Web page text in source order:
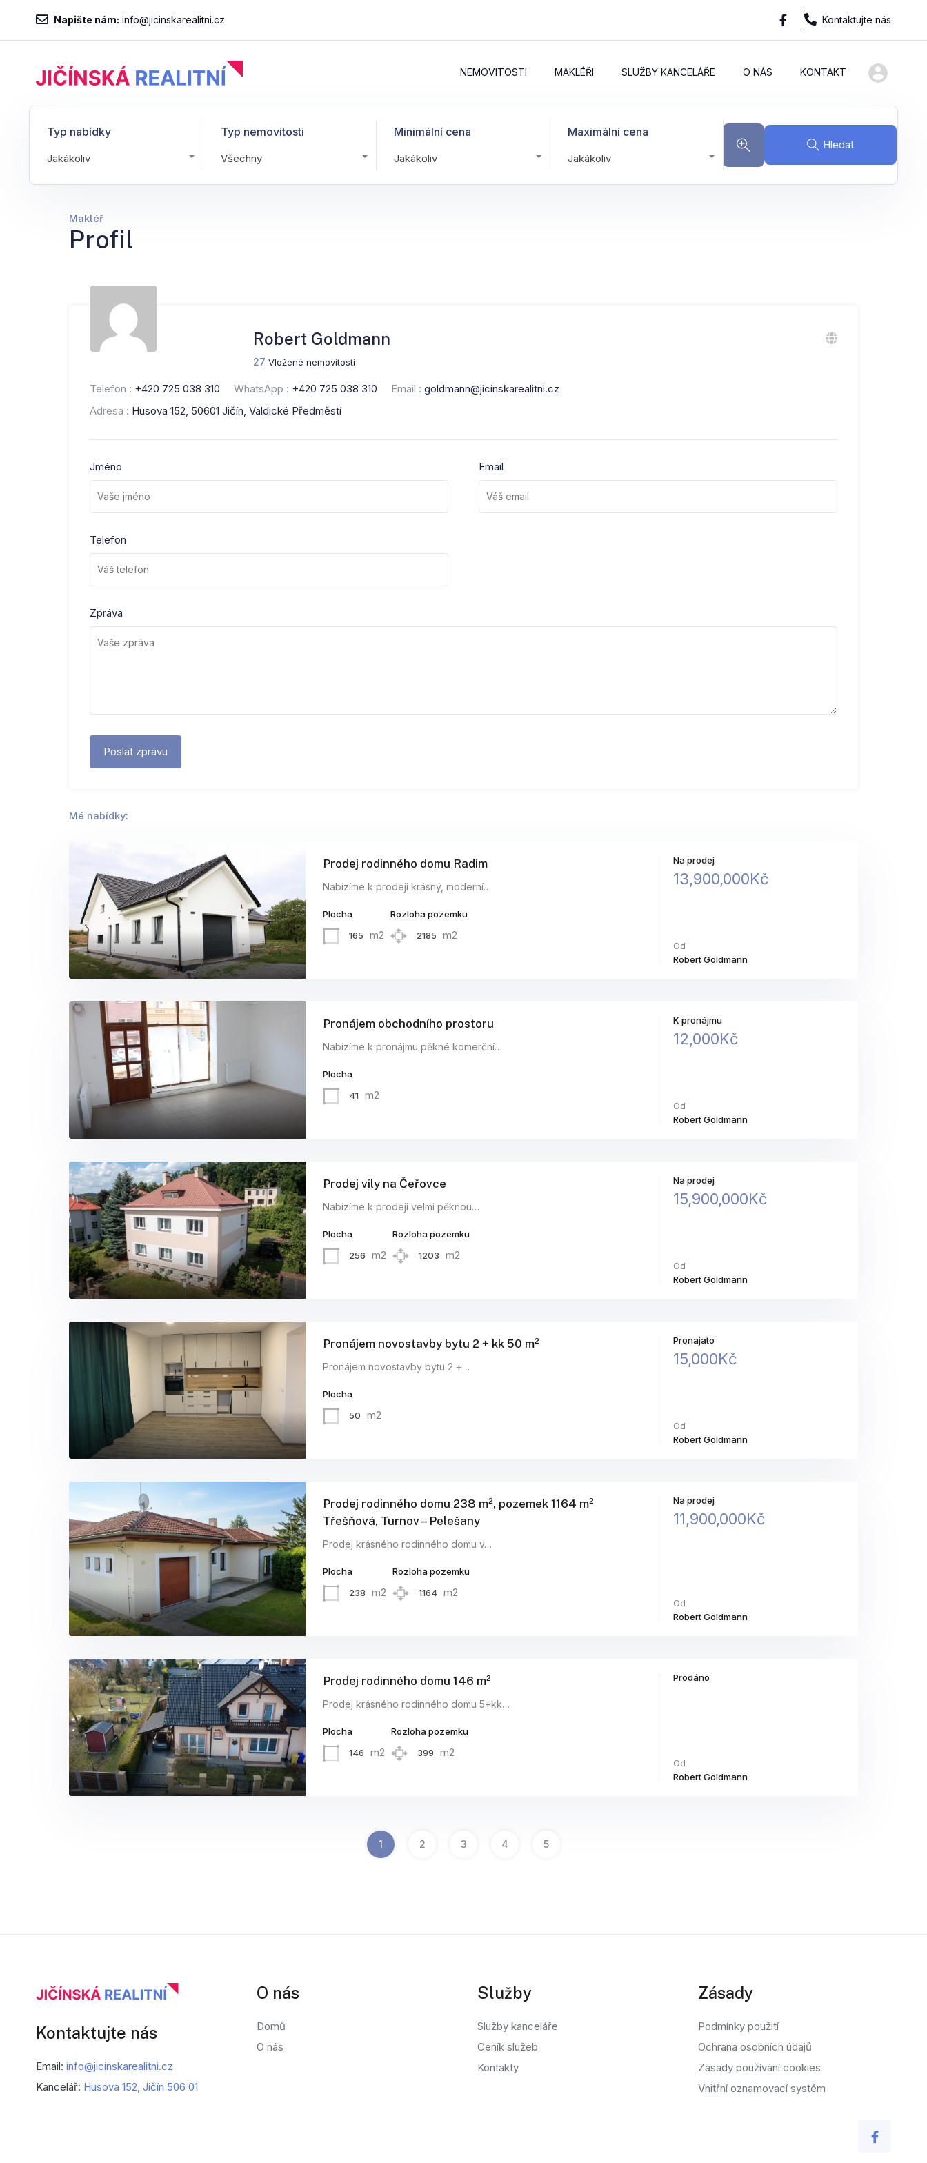
Napište nám: info@jicinskarealitni.cz Kontaktujte nás
NEMOVITOSTI MAKLÉŘI SLUŽBY KANCELÁŘE O NÁS KONTAKT
Typ nabídky
Jakákoliv
Typ nemovitosti
Všechny
Minimální cena
Jakákoliv
Maximální cena
Jakákoliv
Hledat
Makléř
Profil
Robert Goldmann
27 Vložené nemovitosti
Telefon : +420 725 038 310 WhatsApp : +420 725 038 310 Email : goldmann@jicinskarealitni.cz
Adresa : Husova 152, 50601 Jičín, Valdické Předměstí
Jméno Email
Telefon
Zpráva
Mé nabídky:
Prodej rodinného domu Radim
Nabízíme k prodeji krásný, moderní…
Plocha
165
m2
Rozloha pozemku
2185
m2
Na prodej
13,900,000Kč
Od
Robert Goldmann
Pronájem obchodního prostoru
Nabízíme k pronájmu pěkné komerční…
Plocha
41 m2
K pronájmu
12,000Kč
Od
Robert Goldmann
Prodej vily na Čeřovce
Nabízíme k prodeji velmi pěknou…
Plocha
256
m2
Rozloha pozemku
1203
m2
Na prodej
15,900,000Kč
Od
Robert Goldmann
Pronájem novostavby bytu 2 + kk 50 m²
Pronájem novostavby bytu 2 +…
Plocha
50
m2
Pronajato
15,000Kč
Od
Robert Goldmann
Prodej rodinného domu 238 m², pozemek 1164 m²
Třešňová, Turnov – Pelešany
Prodej krásného rodinného domu v…
Plocha
238
m2
Rozloha pozemku
1164 m2
Na prodej
11,900,000Kč
Od
Robert Goldmann
Prodej rodinného domu 146 m²
Prodej krásného rodinného domu 5+kk…
Plocha
146
m2
Rozloha pozemku
399
m2
Prodáno
Od
Robert Goldmann
1 2 3 4 5
Kontaktujte nás
Email: info@jicinskarealitni.cz
Kancelář: Husova 152, Jičín 506 01
O nás
Domů
O nás
Služby
Služby kanceláře
Ceník služeb
Kontakty
Zásady
Podmínky použití
Ochrana osobních údajů
Zásady používání cookies
Vnitřní oznamovací systém